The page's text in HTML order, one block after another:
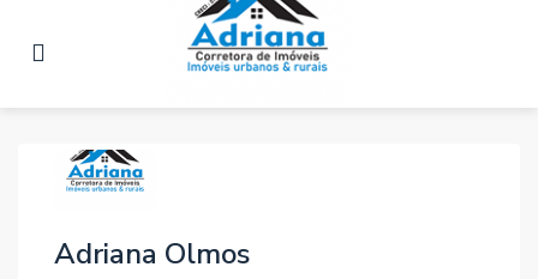
Adriana Olmos